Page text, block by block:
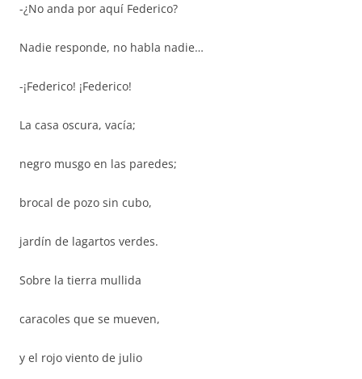
-¿No anda por aquí Federico?
Nadie responde, no habla nadie…
-¡Federico! ¡Federico!
La casa oscura, vacía;
negro musgo en las paredes;
brocal de pozo sin cubo,
jardín de lagartos verdes.
Sobre la tierra mullida
caracoles que se mueven,
y el rojo viento de julio